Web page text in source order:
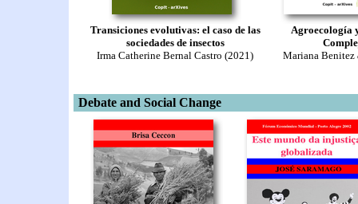
Transiciones evolutivas: el caso de las
sociedades de insectos
Irma Catherine Bernal Castro (2021)
Agroecología
Mariana Benitez
Debate and Social Change